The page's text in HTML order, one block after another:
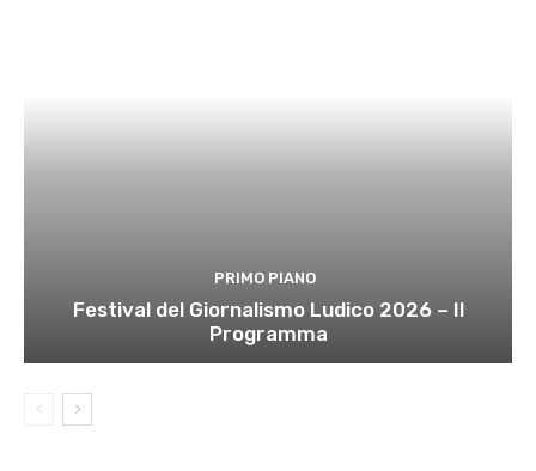
PRIMO PIANO
Festival del Giornalismo Ludico 2026 – Il
Programma